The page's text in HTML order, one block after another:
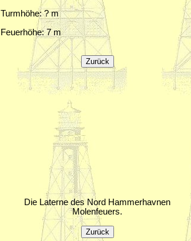
Turmhöhe: ? m
Feuerhöhe: 7 m
Die Laterne des Nord Hammerhavnen
Molenfeuers.